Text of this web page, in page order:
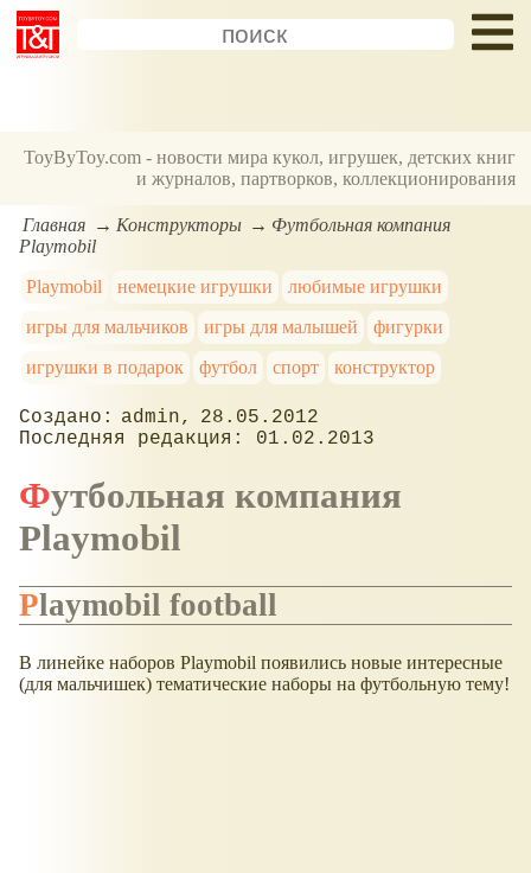
ToyByToy.com - новости мира кукол, игрушек, детских книг
и журналов, партворков, коллекционирования
Главная Конструкторы
Футбольная компания
Playmobil
Playmobil
немецкие игрушки
любимые игрушки
игры для мальчиков
игры для малышей
фигурки
игрушки в подарок
футбол спорт конструктор
admin
28.05.2012
01.02.2013
Футбольная компания
Playmobil
Playmobil football
В линейке наборов Playmobil появились новые интересные
(для мальчишек) тематические наборы на футбольную тему!